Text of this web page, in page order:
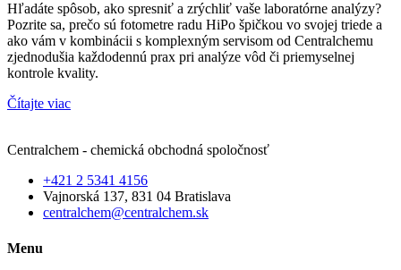
Hľadáte spôsob, ako spresniť a zrýchliť vaše laboratórne analýzy?
Pozrite sa, prečo sú fotometre radu HiPo špičkou vo svojej triede a
ako vám v kombinácii s komplexným servisom od Centralchemu
zjednodušia každodennú prax pri analýze vôd či priemyselnej
kontrole kvality.
Čítajte viac
Centralchem - chemická obchodná spoločnosť
+421 2 5341 4156
Vajnorská 137, 831 04 Bratislava
centralchem@centralchem.sk
Menu